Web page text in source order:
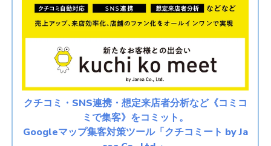
クチコミ・SNS連携・想定来店者分析など《コミコ
ミで集客》をコミット。
Googleマップ集客対策ツール「クチコミート by Ja